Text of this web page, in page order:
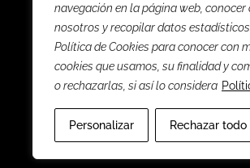
navegación en la página web,
nosotros y recopilar datos
Política de Cookies para conocer con
cookies que usamos, su finalidad y
o rechazarlas, si así lo considera
Personalizar Rechazar todo